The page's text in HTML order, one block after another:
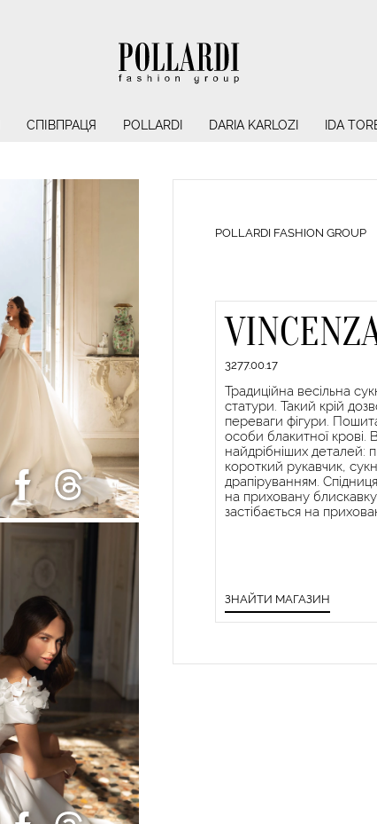
СПІВПРАЦЯ POLLARDI DARIA KARLOZI IDA
POLLARDI FASHION GROUP
3277.00.17
Традиційна весільна
статури. Такий крій
переваги фігури.
особи блакитної крові.
найдрібніших деталей:
короткий рукавчик,
драпіруванням.
на приховану
застібається на
ЗНАЙТИ МАГАЗИН